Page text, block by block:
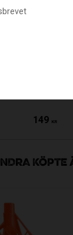
FAT PIPE
149 KR
KÖPTE